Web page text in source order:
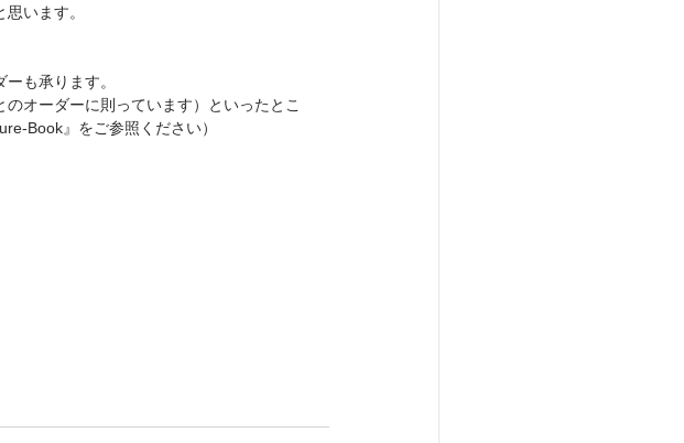
います。
も承ります。
オーダーに則っています）といったとこ
Book』をご参照ください）